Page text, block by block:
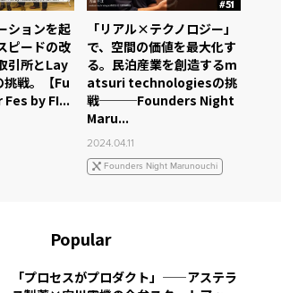
ションを起
ピードの改
引所とLay
戦。【Fu
by FI...
「リアル×テクノロジー」
で、空間の価値を最大化す
る。民泊産業を創造するm
atsuri technologiesの挑
戦───Founders Night
Maru...
2024.04.11
Founders Night Marunouchi
Popular
「プロセスがプロダクト」——アステラ